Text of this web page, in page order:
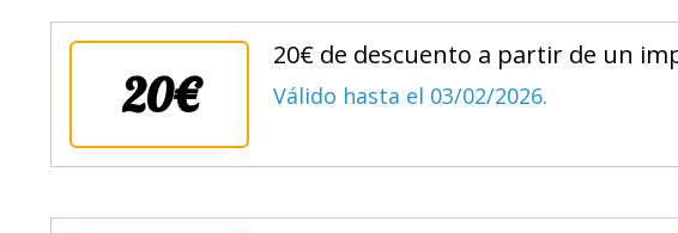
20€
20€ de descuento a partir de un
Válido hasta el 03/02/2026.